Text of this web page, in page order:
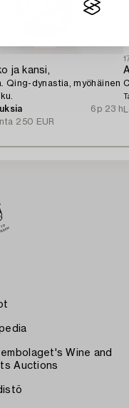
ja kansi,
Qing-dynastia, myöhäinen
6p 23 h
250 EUR
Wine and
Auctions